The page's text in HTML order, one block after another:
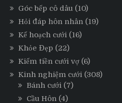
Góc bếp cô dâu (10)
Hỏi đáp hôn nhân (19)
Kế hoạch cưới (16)
Khỏe Đẹp (22)
Kiếm tiền cưới vợ (6)
Kinh nghiệm cưới (308)
Bánh cưới (7)
Cầu Hôn (4)